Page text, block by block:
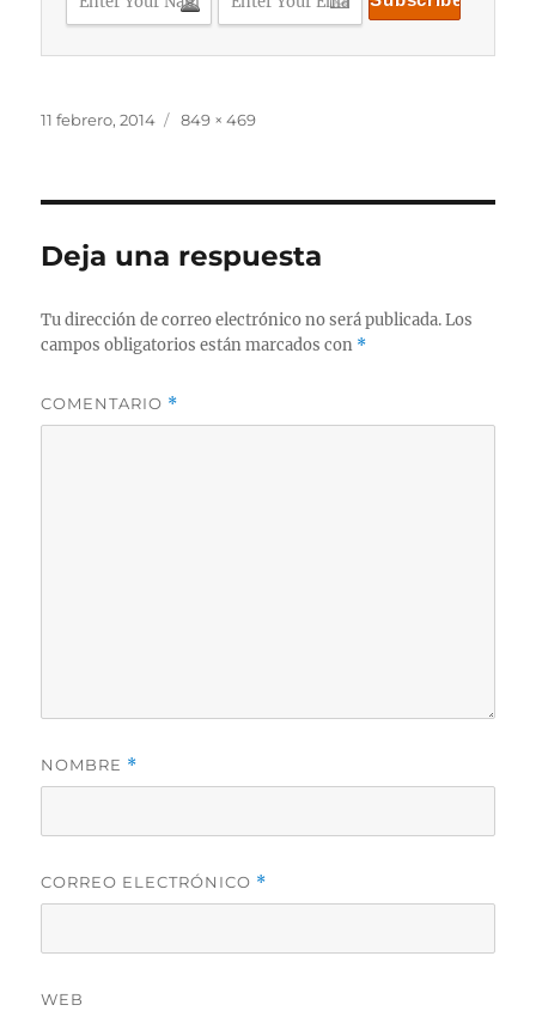
Publicado
11 febrero, 2014
Tamaño
849 × 469
Deja una respuesta
Tu dirección de correo electrónico no será publicada. Los
campos obligatorios están marcados con *
COMENTARIO *
NOMBRE *
CORREO ELECTRÓNICO *
WEB